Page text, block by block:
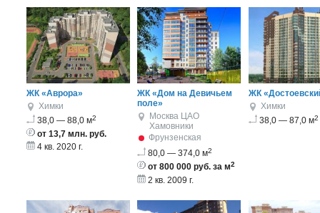
ЖК «Аврора»
Химки
38,0 — 88,0 м2
от 13,7 млн. руб.
4 кв. 2020 г.
ЖК «Дом на Девичьем
поле»
Москва ЦАО
Хамовники
Фрунзенская
80,0 — 374,0 м2
от 800 000 руб. за м2
2 кв. 2009 г.
ЖК
Химки
38,0 — 87,0 м2